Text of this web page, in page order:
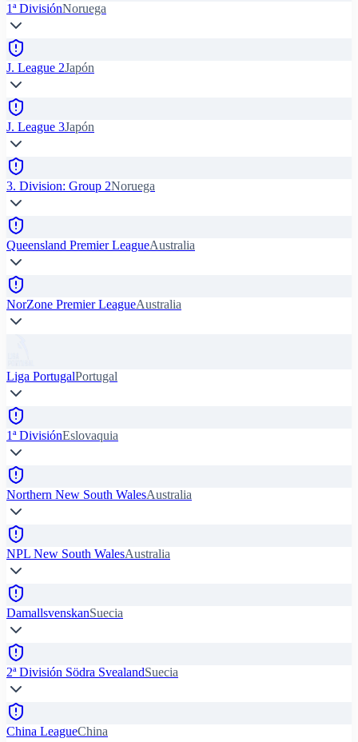
1ª DivisiónNoruega
J. League 2Japón
J. League 3Japón
3. Division: Group 2Noruega
Queensland Premier LeagueAustralia
NorZone Premier LeagueAustralia
Liga PortugalPortugal
1ª DivisiónEslovaquia
Northern New South WalesAustralia
NPL New South WalesAustralia
DamallsvenskanSuecia
2ª División Södra SvealandSuecia
China LeagueChina